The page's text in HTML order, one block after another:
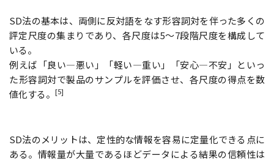
SD法の基本は、両側に反対語をなす形容詞対を伴った多くの
評定尺度の集まりであり、各尺度は5〜7段階尺度を構成して
いる。
例えば「良い—悪い」「軽い—重い」「安心—不安」といっ
た形容詞対で製品のサンプルを評価させ、各尺度の得点を数
値化する。 [5]
SD法のメリットは、定性的な情報を容易に定量化できる点に
ある。情報量が大量であるほどデータによる結果の信頼性は